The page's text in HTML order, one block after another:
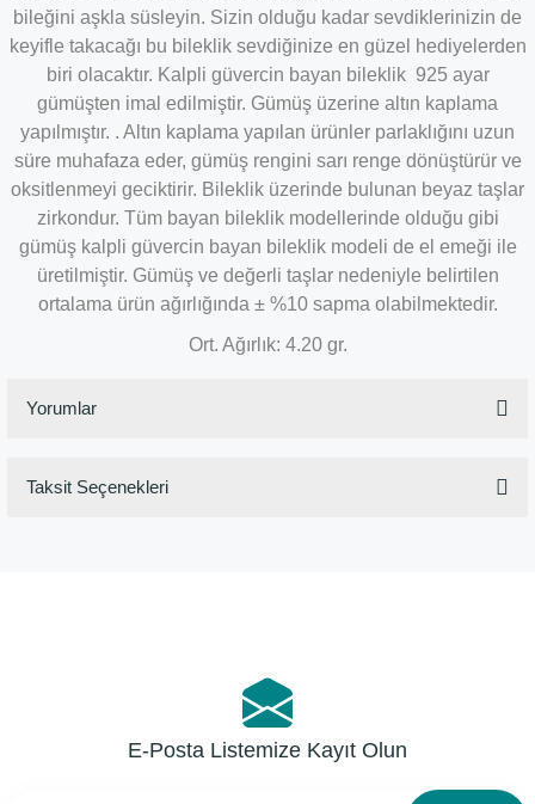
bileğini aşkla süsleyin. Sizin olduğu kadar sevdiklerinizin de
keyifle takacağı bu bileklik sevdiğinize en güzel hediyelerden
biri olacaktır. Kalpli güvercin bayan bileklik 925 ayar
gümüşten imal edilmiştir. Gümüş üzerine altın kaplama
yapılmıştır. . Altın kaplama yapılan ürünler parlaklığını uzun
süre muhafaza eder, gümüş rengini sarı renge dönüştürür ve
oksitlenmeyi geciktirir. Bileklik üzerinde bulunan beyaz taşlar
zirkondur. Tüm bayan bileklik modellerinde olduğu gibi
gümüş kalpli güvercin bayan bileklik modeli de el emeği ile
üretilmiştir. Gümüş ve değerli taşlar nedeniyle belirtilen
ortalama ürün ağırlığında ± %10 sapma olabilmektedir.
Ort. Ağırlık: 4.20 gr.
Yorumlar
Taksit Seçenekleri
E-Posta Listemize Kayıt Olun